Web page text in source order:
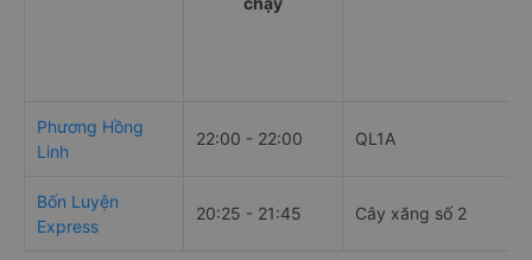
Phương Hồng
Linh
22:00 - 22:00 QL1A
Bốn Luyện
Express
20:25 - 21:45 Cây xăng số 2